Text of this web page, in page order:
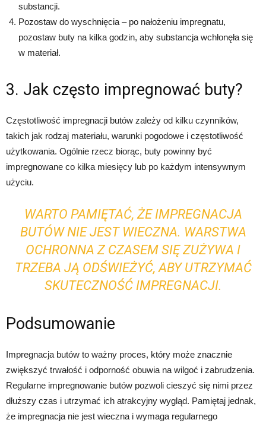
substancji.
Pozostaw do wyschnięcia – po nałożeniu impregnatu,
pozostaw buty na kilka godzin, aby substancja wchłonęła się
w materiał.
3. Jak często impregnować buty?
Częstotliwość impregnacji butów zależy od kilku czynników,
takich jak rodzaj materiału, warunki pogodowe i częstotliwość
użytkowania. Ogólnie rzecz biorąc, buty powinny być
impregnowane co kilka miesięcy lub po każdym intensywnym
użyciu.
WARTO PAMIĘTAĆ, ŻE IMPREGNACJA
BUTÓW NIE JEST WIECZNA. WARSTWA
OCHRONNA Z CZASEM SIĘ ZUŻYWA I
TRZEBA JĄ ODŚWIEŻYĆ, ABY UTRZYMAĆ
SKUTECZNOŚĆ IMPREGNACJI.
Podsumowanie
Impregnacja butów to ważny proces, który może znacznie
zwiększyć trwałość i odporność obuwia na wilgoć i zabrudzenia.
Regularne impregnowanie butów pozwoli cieszyć się nimi przez
dłuższy czas i utrzymać ich atrakcyjny wygląd. Pamiętaj jednak,
że impregnacja nie jest wieczna i wymaga regularnego